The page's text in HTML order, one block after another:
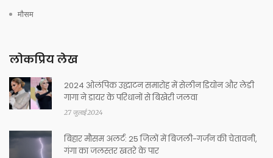
मौसम
लोकप्रिय लेख
2024 ओलंपिक उद्घाटन समारोह में सेलीन डियोन और लेडी
गागा ने डायर के परिधानों से बिखेरी जलवा
27 जुलाई 2024
बिहार मौसम अलर्ट: 25 जिलों में बिजली-गर्जन की चेतावनी,
गंगा का जलस्तर खतरे के पार